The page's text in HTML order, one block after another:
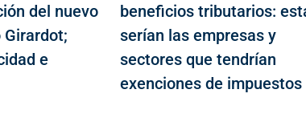
del nuevo
e
beneficios tributarios:
serían las empresas y
sectores que tendrían
exenciones de impuestos